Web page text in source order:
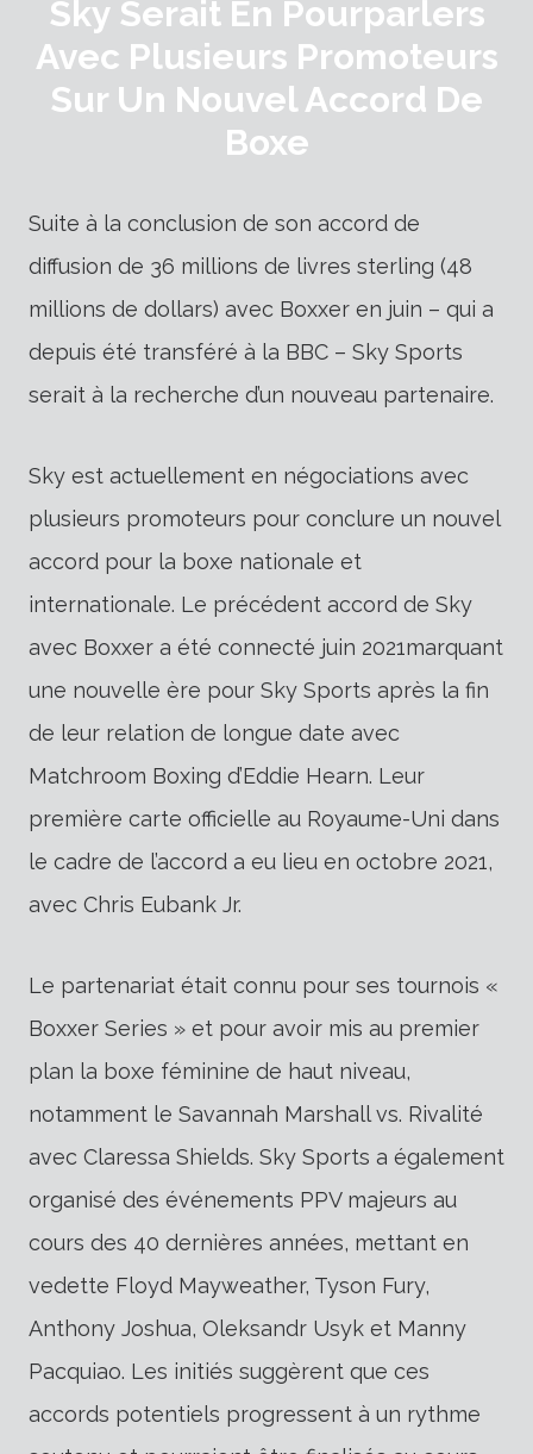
Sky Serait En Pourparlers
Avec Plusieurs Promoteurs
Sur Un Nouvel Accord De
Boxe
Suite à la conclusion de son accord de
diffusion de 36 millions de livres sterling (48
millions de dollars) avec Boxxer en juin – qui a
depuis été transféré à la BBC – Sky Sports
serait à la recherche d’un nouveau partenaire.
Sky est actuellement en négociations avec
plusieurs promoteurs pour conclure un nouvel
accord pour la boxe nationale et
internationale. Le précédent accord de Sky
avec Boxxer a été connecté juin 2021marquant
une nouvelle ère pour Sky Sports après la fin
de leur relation de longue date avec
Matchroom Boxing d’Eddie Hearn. Leur
première carte officielle au Royaume-Uni dans
le cadre de l’accord a eu lieu en octobre 2021,
avec Chris Eubank Jr.
Le partenariat était connu pour ses tournois «
Boxxer Series » et pour avoir mis au premier
plan la boxe féminine de haut niveau,
notamment le Savannah Marshall vs. Rivalité
avec Claressa Shields. Sky Sports a également
organisé des événements PPV majeurs au
cours des 40 dernières années, mettant en
vedette Floyd Mayweather, Tyson Fury,
Anthony Joshua, Oleksandr Usyk et Manny
Pacquiao. Les initiés suggèrent que ces
accords potentiels progressent à un rythme